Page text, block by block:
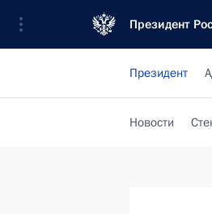
Президент
Президент
Новости